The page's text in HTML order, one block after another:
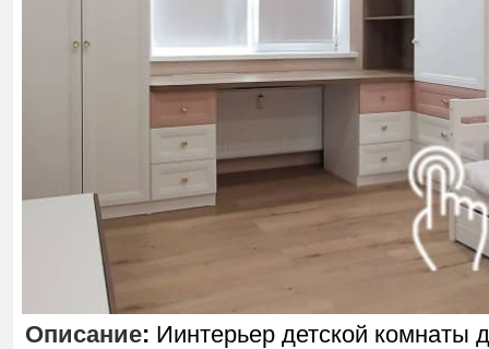
Описание: Иинтерьер детской комнаты